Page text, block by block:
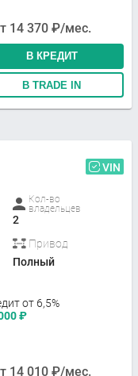
14 370 ₽/мес.
В КРЕДИТ
В TRADE IN
VIN
Кол-во
владельцев
2
Привод
Полный
от 6,5%
₽
14 010 ₽/мес.